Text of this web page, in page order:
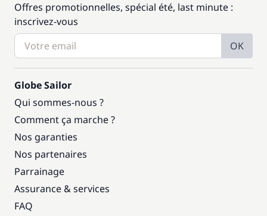
Offres promotionnelles, spécial été, last minute :
inscrivez-vous
OK
Globe Sailor
Qui sommes-nous ?
Comment ça marche ?
Nos garanties
Nos partenaires
Parrainage
Assurance & services
FAQ